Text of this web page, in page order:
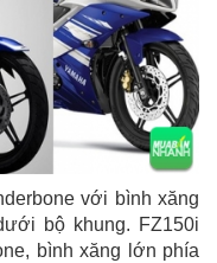
với bình xăng
bộ khung. FZ150i
bình xăng lớn phía